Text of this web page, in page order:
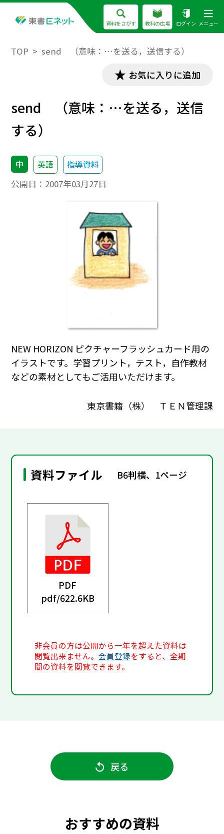
資料をさがす 教科の広場 ログイン メニュー
TOP send （意味：…を送る，送信する）
お気に入りに追加
send （意味：…を送る，送信
する）
中 英語 指導資料
公開日： 2007年03月27日
NEW HORIZON ピクチャーフラッシュカード用の
イラストです。学習プリント，テスト，自作教材
などの素材としてもご活用いただけます。
東京書籍（株） ＴＥＮ管理課
資料ファイル B6判横、1ページ
PDF
pdf/622.6KB
非会員の方は公開から一年を超えた資料は
閲覧出来ません。会員登録をすると、全期
間の資料を閲覧できます。
戻る
おすすめの資料